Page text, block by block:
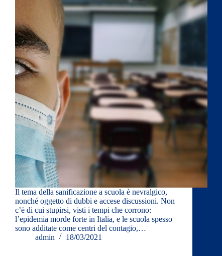
Il tema della sanificazione a scuola è nevralgico,
nonché oggetto di dubbi e accese discussioni. Non
c’è di cui stupirsi, visti i tempi che corrono:
l’epidemia morde forte in Italia, e le scuola spesso
sono additate come centri del contagio,…
admin
18/03/2021